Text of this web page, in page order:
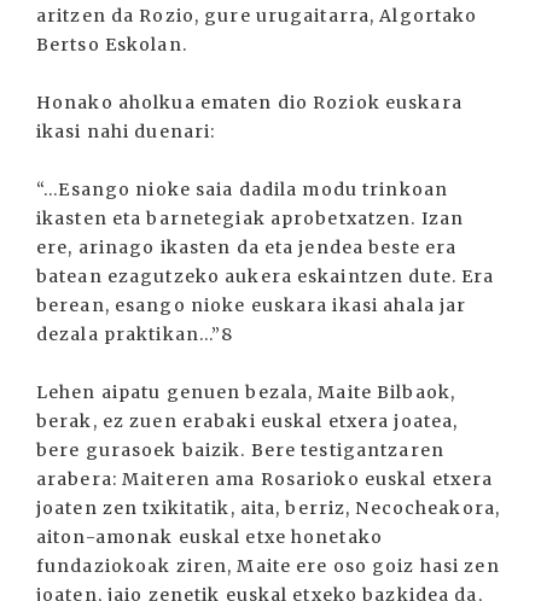
aritzen da Rozio, gure urugaitarra, Algortako
Bertso Eskolan.
Honako aholkua ematen dio Roziok euskara
ikasi nahi duenari:
“...Esango nioke saia dadila modu trinkoan
ikasten eta barnetegiak aprobetxatzen. Izan
ere, arinago ikasten da eta jendea beste era
batean ezagutzeko aukera eskaintzen dute. Era
berean, esango nioke euskara ikasi ahala jar
dezala praktikan...”8
Lehen aipatu genuen bezala, Maite Bilbaok,
berak, ez zuen erabaki euskal etxera joatea,
bere gurasoek baizik. Bere testigantzaren
arabera: Maiteren ama Rosarioko euskal etxera
joaten zen txikitatik, aita, berriz, Necocheakora,
aiton-amonak euskal etxe honetako
fundaziokoak ziren, Maite ere oso goiz hasi zen
joaten, jaio zenetik euskal etxeko bazkidea da,